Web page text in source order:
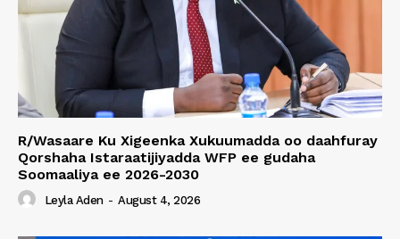
R/Wasaare Ku Xigeenka Xukuumadda oo daahfuray
Qorshaha Istaraatijiyadda WFP ee gudaha
Soomaaliya ee 2026-2030
Leyla Aden - August 4, 2026